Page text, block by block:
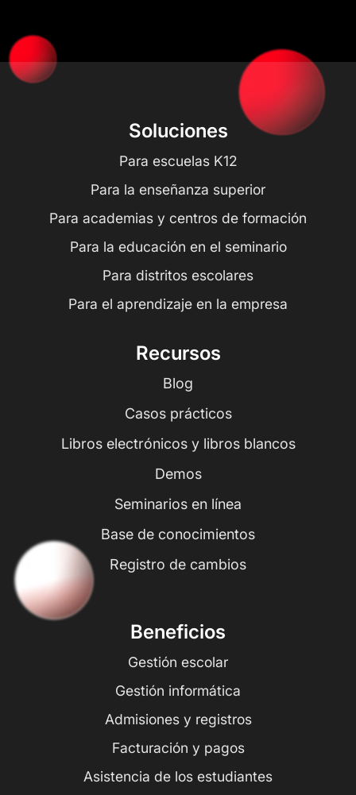
Soluciones
Para escuelas K12
Para la enseñanza superior
Para academias y centros de formación
Para la educación en el seminario
Para distritos escolares
Para el aprendizaje en la empresa
Recursos
Blog
Casos prácticos
Libros electrónicos y libros blancos
Demos
Seminarios en línea
Base de conocimientos
Registro de cambios
Beneficios
Gestión escolar
Gestión informática
Admisiones y registros
Facturación y pagos
Asistencia de los estudiantes